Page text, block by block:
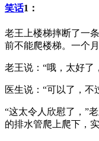
笑话1：
老王上楼梯摔断了一
前不能爬楼梯。一个
老王说：“哦，太好了
医生说：“可以了，不
“这太令人欣慰了，”
的排水管爬上爬下，